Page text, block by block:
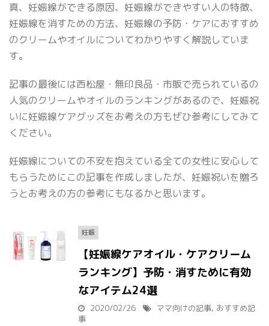
真、妊娠線ができる原因、妊娠線ができやすい人の特徴、
妊娠線を消すための方法、妊娠線の予防・ケアにおすすめ
のクリームやオイルについてわかりやすく解説していま
す。
記事の最後には西松屋・無印良品・市販で売られているの
人気のクリームやオイルのランキングがあるので、妊娠祝
いに妊娠線ケアグッズをお考えの方もぜひ参考にしてみて
ください。
妊娠線についての不安を抱えている全ての女性に安心して
もらうためにこの記事を作成しましたが、妊娠祝いを贈ろ
うとお考えの方の参考にもなるかと思います。
妊娠
【妊娠線ケアオイル・ケアクリーム
ランキング】予防・消すために有効
なアイテム24選
2020/02/26 ママ向けの記事, おすすめ記
事